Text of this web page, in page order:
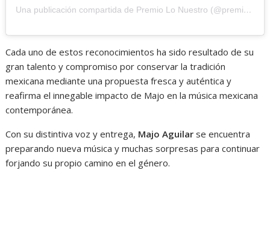
Una publicación compartida de Premio Lo Nuestro (@premiolonuestro)
Cada uno de estos reconocimientos ha sido resultado de su
gran talento y compromiso por conservar la tradición
mexicana mediante una propuesta fresca y auténtica y
reafirma el innegable impacto de Majo en la música mexicana
contemporánea.
Con su distintiva voz y entrega, Majo Aguilar se encuentra
preparando nueva música y muchas sorpresas para continuar
forjando su propio camino en el género.